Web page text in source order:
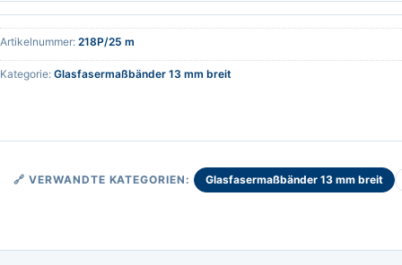
Artikelnummer: 218P/25 m
Kategorie: Glasfasermaßbänder 13 mm breit
🔗 VERWANDTE KATEGORIEN: Glasfasermaßbänder 13 mm breit